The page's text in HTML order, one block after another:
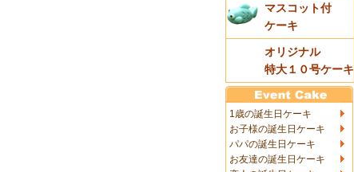
マスコット付
ケーキ
オリジナル
特大１０号ケーキ
1歳の誕生日ケーキ
お子様の誕生日ケーキ
パパの誕生日ケーキ
お友達の誕生日ケーキ